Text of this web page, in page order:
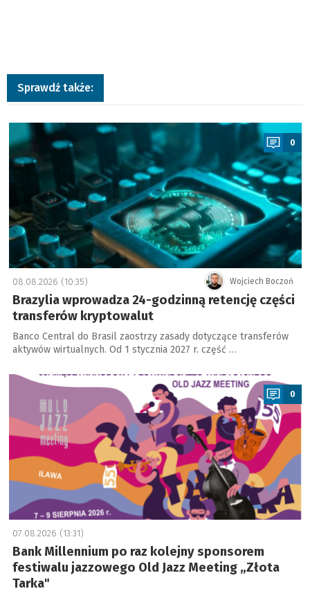
Sprawdź także:
a
0
Wojciech Boczoń
08.08.2026 (10:35)
Brazylia wprowadza 24-godzinną retencję części
transferów kryptowalut
Banco Central do Brasil zaostrzy zasady dotyczące transferów
aktywów wirtualnych. Od 1 stycznia 2027 r. część …
a
0
07.08.2026 (13:31)
Bank Millennium po raz kolejny sponsorem
festiwalu jazzowego Old Jazz Meeting „Złota
Tarka"